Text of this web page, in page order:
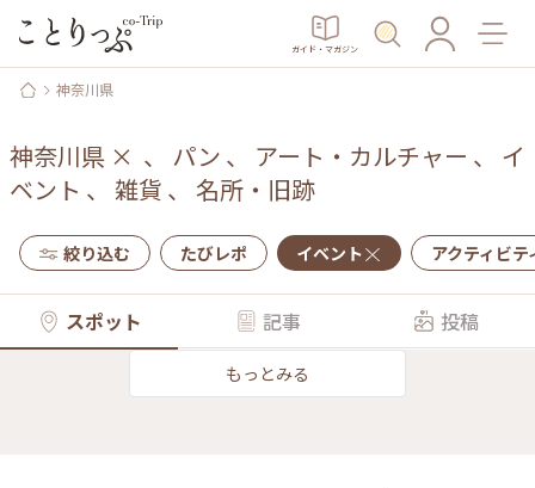
ガイド・マガジン
神奈川県
神奈川県 × 、 パン 、 アート・カルチャー 、 イ
ベント 、 雑貨 、 名所・旧跡
絞り込む たびレポ イベント アクティビテ
スポット 記事 投稿
もっとみる